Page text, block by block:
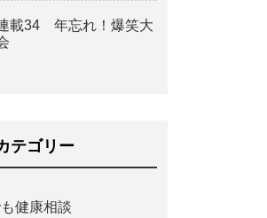
載34 年忘れ！爆笑大
テゴリー
健康相談